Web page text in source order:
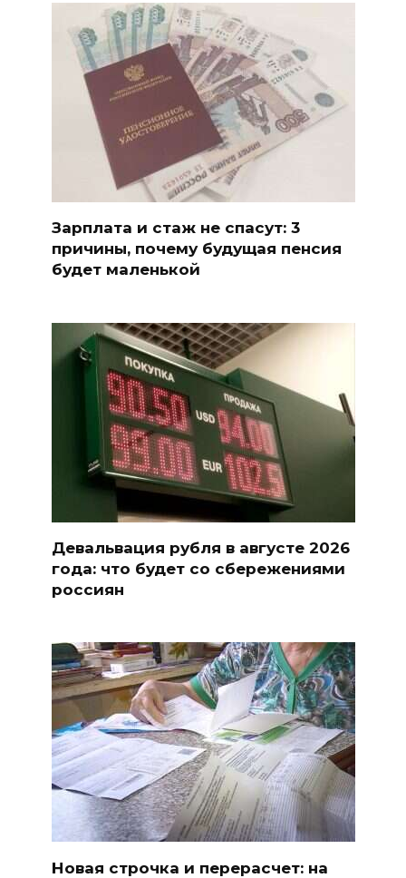
Зарплата и стаж не спасут: 3
причины, почему будущая пенсия
будет маленькой
Девальвация рубля в августе 2026
года: что будет со сбережениями
россиян
Новая строчка и перерасчет: на